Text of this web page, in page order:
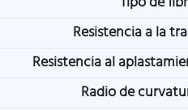
Resistencia a la
Resistencia al
Radio de